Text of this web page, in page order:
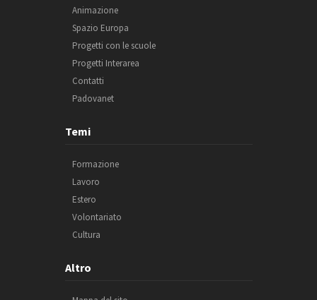
Animazione
Spazio Europa
Progetti con le scuole
Progetti Interarea
Contatti
Padovanet
Temi
Formazione
Lavoro
Estero
Volontariato
Cultura
Altro